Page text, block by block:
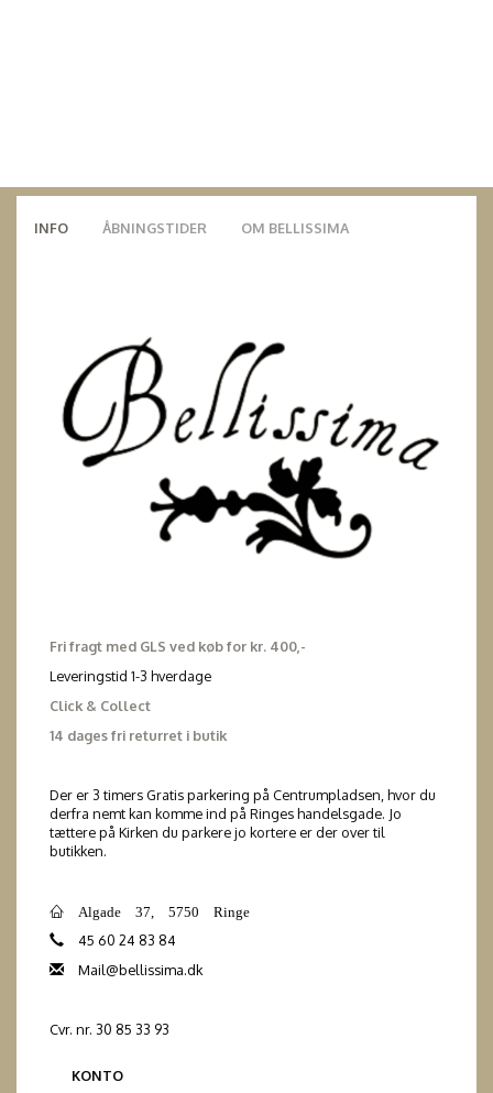
INFO ÅBNINGSTIDER OM BELLISSIMA
Fri fragt med GLS ved køb for kr. 400,-
Leveringstid 1-3 hverdage
Click & Collect
14 dages fri returret i butik
Der er 3 timers Gratis parkering på Centrumpladsen, hvor du
derfra nemt kan komme ind på Ringes handelsgade. Jo
tættere på Kirken du parkere jo kortere er der over til
butikken.
Algade 37, 5750 Ringe
45 60 24 83 84
Mail@bellissima.dk
Cvr. nr. 30 85 33 93
KONTO